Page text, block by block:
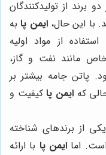
برند از تولیدکنندگان
با این حال،ایمن پابه
از مواد اولیه
مانند نفت و گاز،
پاتن جامه بیشتر بر
کهایمن پاکیفیت و
از برندهای شناخته
اما ایمن پا با ارائه